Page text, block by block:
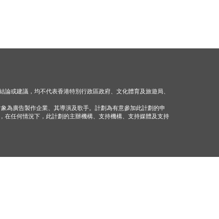
或建議，均不代表香港特別行政區政府、文化體育及旅遊局、
為廣告製作企業、其導演及歌手。計劃為有意參加此計劃的申
任何情況下，此計劃的主辦機構、支持機構、支持媒體及支持